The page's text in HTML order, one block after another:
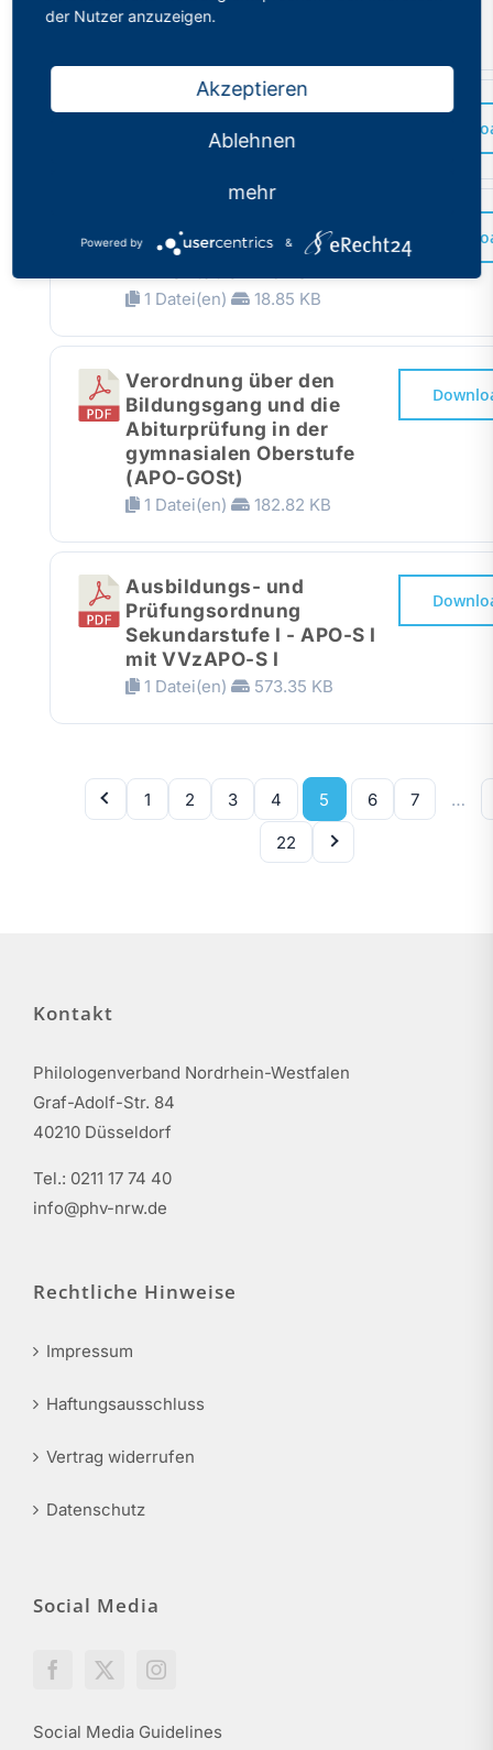
APO-WbK
1 Datei(en)
PhV-Wahlprogramm 2020
1 Datei(en) 1.66 MB
amtsangemessene
1 Datei(en) 18.85 KB
Verordnung über den
Bildungsgang und die
Abiturprüfung in der
gymnasialen Oberstufe
(APO-GOSt)
1 Datei(en) 182.82 KB
Ausbildungs- und
Prüfungsordnung
Sekundarstufe I - APO-S I
mit VVzAPO-S I
1 Datei(en) 573.35 KB
1 2 3 4 5 6 7 …
22
Kontakt
Philologenverband Nordrhein-Westfalen
Graf-Adolf-Str. 84
40210 Düsseldorf
Tel.: 0211 17 74 40
info@phv-nrw.de
Rechtliche Hinweise
Impressum
Haftungsausschluss
Vertrag widerrufen
Datenschutz
Social Media
Social Media Guidelines
der Nutzer anzuzeigen.
Akzeptieren
Ablehnen
mehr
Powered by &